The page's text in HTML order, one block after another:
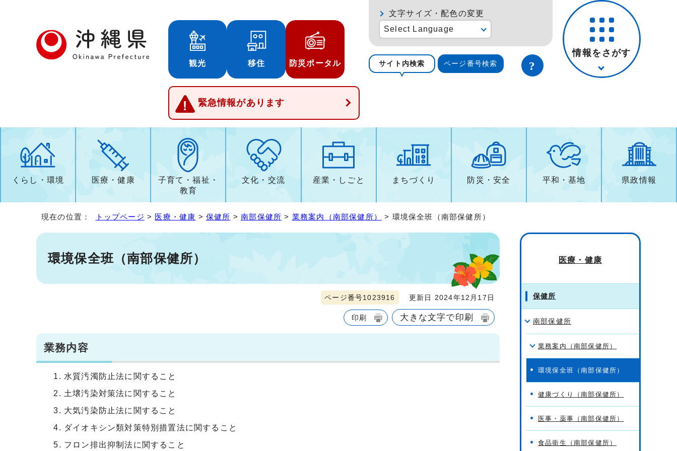
観光 移住 防災ポータル
緊急情報があります
文字サイズ・配色の変更
Select Language
サイト内検索 ページ番号検索
情報をさがす
くらし・環境 医療・健康
子育て・福祉・
教育
文化・交流 産業・しごと まちづくり 防災・安全 平和・基地 県政情報
現在の位置： トップページ > 医療・健康 >保健所 >南部保健所 > 業務案内（南部保健所） > 環境保全班（南部保健所）
環境保全班（南部保健所）
ページ番号1023916 更新日 2024年12月17日
印刷 大きな文字で印刷
業務内容
水質汚濁防止法に関すること
土壌汚染対策法に関すること
大気汚染防止法に関すること
ダイオキシン類対策特別措置法に関すること
フロン排出抑制法に関すること
医療・健康
保健所
南部保健所
業務案内（南部保健所）
環境保全班（南部保健所）
健康づくり（南部保健所）
医事・薬事（南部保健所）
食品衛生（南部保健所）